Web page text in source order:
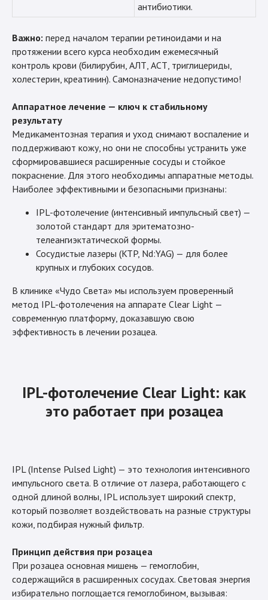
антибиотики.
Важно: перед началом терапии ретиноидами и на
протяжении всего курса необходим ежемесячный
контроль крови (билирубин, АЛТ, АСТ, триглицериды,
холестерин, креатинин). Самоназначение недопустимо!
Аппаратное лечение — ключ к стабильному
результату
Медикаментозная терапия и уход снимают воспаление и
поддерживают кожу, но они не способны устранить уже
сформировавшиеся расширенные сосуды и стойкое
покраснение. Для этого необходимы аппаратные методы.
Наиболее эффективными и безопасными признаны:
IPL-фотолечение (интенсивный импульсный свет) —
золотой стандарт для эритематозно-
телеангиэктатической формы.
Сосудистые лазеры (KTP, Nd:YAG) — для более
крупных и глубоких сосудов.
В клинике «Чудо Света» мы используем проверенный
метод IPL-фотолечения на аппарате Clear Light —
современную платформу, доказавшую свою
эффективность в лечении розацеа.
IPL-фотолечение Clear Light: как
это работает при розацеа
IPL (Intense Pulsed Light) — это технология интенсивного
импульсного света. В отличие от лазера, работающего с
одной длиной волны, IPL использует широкий спектр,
который позволяет воздействовать на разные структуры
кожи, подбирая нужный фильтр.
Принцип действия при розацеа
При розацеа основная мишень — гемоглобин,
содержащийся в расширенных сосудах. Световая энергия
избирательно поглощается гемоглобином, вызывая: